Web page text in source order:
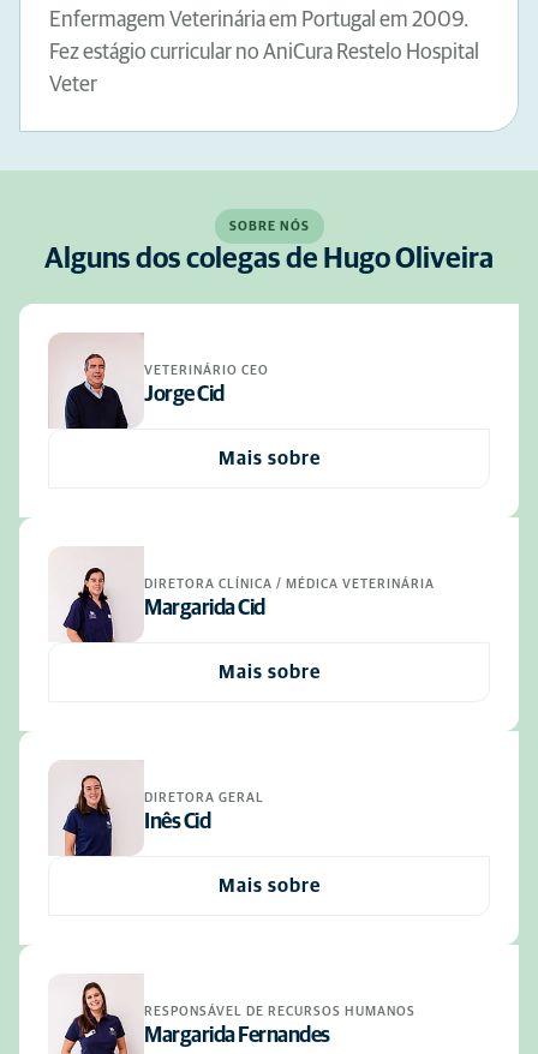
Enfermagem Veterinária em Portugal em 2009.
Fez estágio curricular no AniCura Restelo Hospital
Veter
SOBRE NÓS
Alguns dos colegas de Hugo Oliveira
VETERINÁRIO CEO
Jorge Cid
Mais sobre
DIRETORA CLÍNICA / MÉDICA VETERINÁRIA
Margarida Cid
Mais sobre
DIRETORA GERAL
Inês Cid
Mais sobre
RESPONSÁVEL DE RECURSOS HUMANOS
Margarida Fernandes